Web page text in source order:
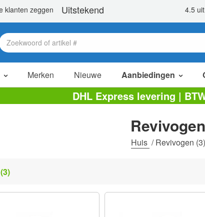
Merken Nieuwe Aanbiedingen
DHL Express levering |
Revivogen
Huis /Revivogen (3)
(3)